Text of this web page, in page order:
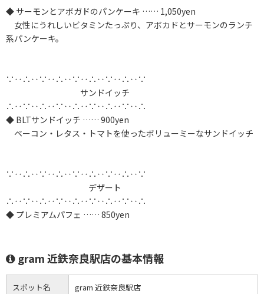
◆ サーモンとアボガドのパンケーキ …… 1,050yen
女性にうれしいビタミンたっぷり、アボカドとサーモンのランチ
系パンケーキ。
∵‥∴‥∵‥∴‥∵‥∴‥∵‥∴‥∵
サンドイッチ
∴‥∵‥∴‥∵‥∴‥∵‥∴‥∵‥∴
◆ BLTサンドイッチ …… 900yen
ベーコン・レタス・トマトを使ったボリューミーなサンドイッチ
∵‥∴‥∵‥∴‥∵‥∴‥∵‥∴‥∵
デザート
∴‥∵‥∴‥∵‥∴‥∵‥∴‥∵‥∴
◆ プレミアムパフェ …… 850yen
gram 近鉄奈良駅店の基本情報
スポット名 gram 近鉄奈良駅店